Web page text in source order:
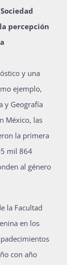
percepción
y una
ejemplo,
y Geografía
México, las
la primera
mil 864
al género
la Facultad
en los
con año